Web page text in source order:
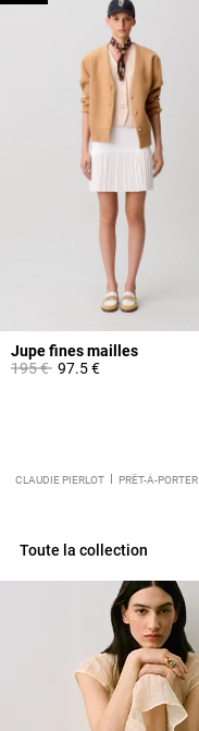
Jupe fines mailles
Prix réduit à partir de
195 €à97.5 €
CLAUDIE PIERLOT PRÊT-À-PORTER
Toute la collection